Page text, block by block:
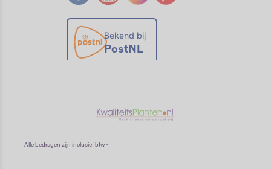
Alle bedragen zijn inclusief btw -